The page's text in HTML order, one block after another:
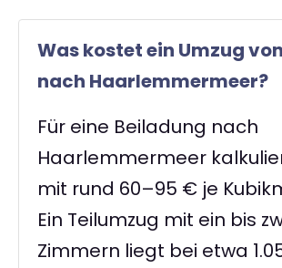
Was kostet ein Umzug
nach Haarlemmermeer?
Für eine Beiladung nach
Haarlemmermeer
mit rund 60–95 € je
Ein Teilumzug mit ein bis
Zimmern liegt bei etwa